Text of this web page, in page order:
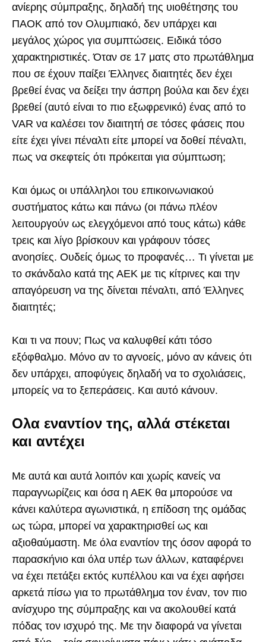
ανίερης σύμπραξης, δηλαδή της υιοθέτησης του
ΠΑΟΚ από τον Ολυμπιακό, δεν υπάρχει και
μεγάλος χώρος για συμπτώσεις. Ειδικά τόσο
χαρακτηριστικές. Όταν σε 17 ματς στο πρωτάθλημα
που σε έχουν παίξει Έλληνες διαιτητές δεν έχει
βρεθεί ένας να δείξει την άσπρη βούλα και δεν έχει
βρεθεί (αυτό είναι το πιο εξωφρενικό) ένας από το
VAR να καλέσει τον διαιτητή σε τόσες φάσεις που
είτε έχει γίνει πέναλτι είτε μπορεί να δοθεί πέναλτι,
πως να σκεφτείς ότι πρόκειται για σύμπτωση;
Και όμως οι υπάλληλοι του επικοινωνιακού
συστήματος κάτω και πάνω (οι πάνω πλέον
λειτουργούν ως ελεγχόμενοι από τους κάτω) κάθε
τρεις και λίγο βρίσκουν και γράφουν τόσες
ανοησίες. Ουδείς όμως το προφανές… Τι γίνεται με
το σκάνδαλο κατά της ΑΕΚ με τις κίτρινες και την
απαγόρευση να της δίνεται πέναλτι, από Έλληνες
διαιτητές;
Και τι να πουν; Πως να καλυφθεί κάτι τόσο
εξόφθαλμο. Μόνο αν το αγνοείς, μόνο αν κάνεις ότι
δεν υπάρχει, αποφύγεις δηλαδή να το σχολιάσεις,
μπορείς να το ξεπεράσεις. Και αυτό κάνουν.
Ολα εναντίον της, αλλά στέκεται
και αντέχει
Με αυτά και αυτά λοιπόν και χωρίς κανείς να
παραγνωρίζεις και όσα η ΑΕΚ θα μπορούσε να
κάνει καλύτερα αγωνιστικά, η επίδοση της ομάδας
ως τώρα, μπορεί να χαρακτηρισθεί ως και
αξιοθαύμαστη. Με όλα εναντίον της όσον αφορά το
παρασκήνιο και όλα υπέρ των άλλων, καταφέρνει
να έχει πετάξει εκτός κυπέλλου και να έχει αφήσει
αρκετά πίσω για το πρωτάθλημα τον έναν, τον πιο
ανίσχυρο της σύμπραξης και να ακολουθεί κατά
πόδας τον ισχυρό της. Με την διαφορά να γίνεται